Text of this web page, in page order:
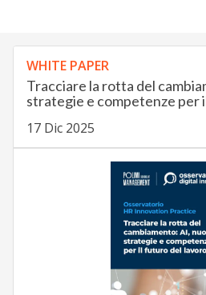
WHITE PAPER
Tracciare la rotta del
strategie e competenze per
17 Dic 2025